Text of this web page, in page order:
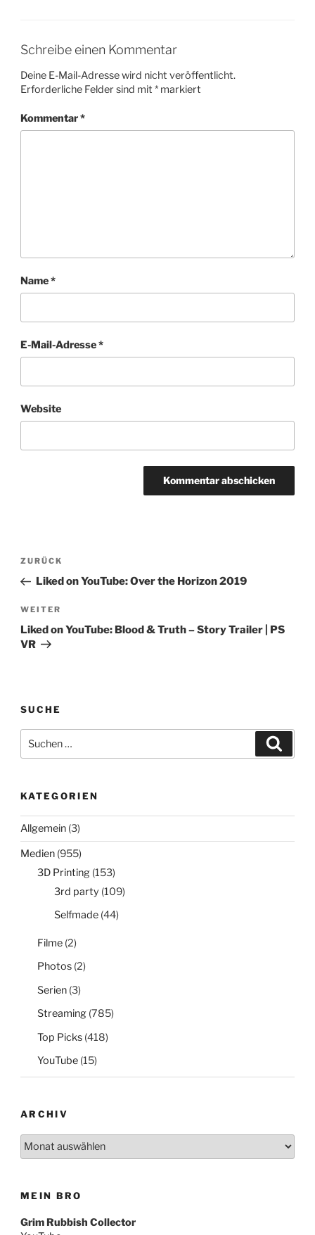
Schreibe einen Kommentar
Deine E-Mail-Adresse wird nicht veröffentlicht.
Erforderliche Felder sind mit *markiert
Kommentar*
Name*
E-Mail-Adresse*
Website
Beitragsnavigation
Vorheriger
Beitrag
ZURÜCK
Liked on YouTube: Over the Horizon 2019
Nächster
Beitrag
WEITER
Liked on YouTube: Blood & Truth – Story Trailer | PS
VR
SUCHE
nach:
KATEGORIEN
Allgemein(3)
Medien(955)
3D Printing(153)
3rd party (109)
Selfmade(44)
Filme(2)
Photos(2)
Serien(3)
Streaming(785)
Top Picks(418)
YouTube(15)
ARCHIV
Archiv
MEIN BRO
Grim Rubbish Collector